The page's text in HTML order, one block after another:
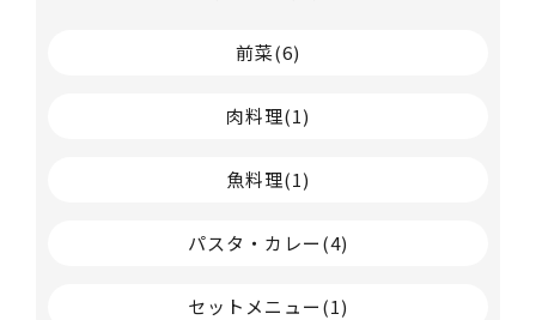
前菜(6)
肉料理(1)
魚料理(1)
パスタ・カレー(4)
セットメニュー(1)